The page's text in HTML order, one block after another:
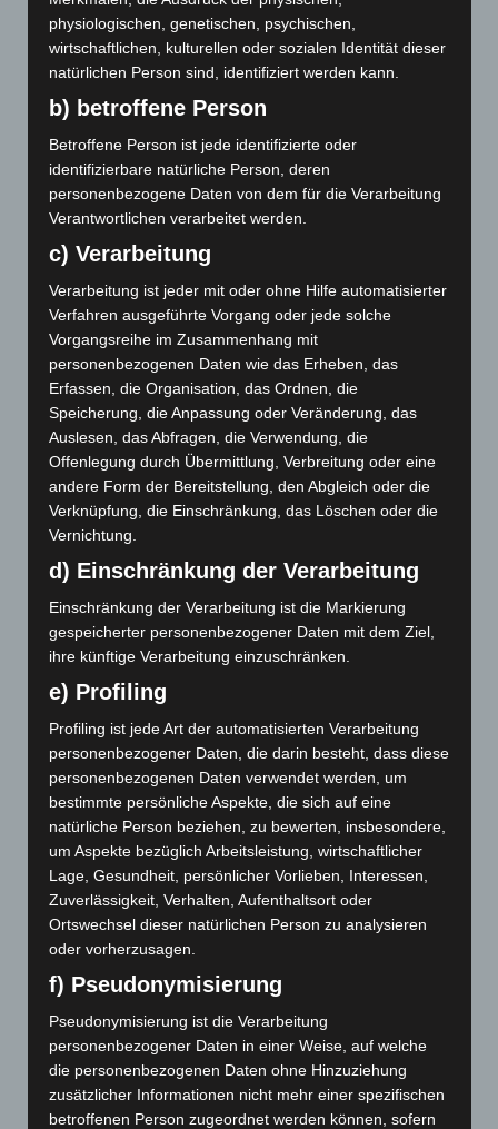
August 2019
Juli 2019
Juni 2019
Mai 2019
Februar 2019
Oktober 2018
Juli 2018
Juni 2018
Mai 2018
Februar 2018
Dezember 2017
November 2017
Abwehrmechanismen Achtsamkeit Berührung
Bindungstheorie Embodiment Empathie Entwicklung
Entwicklungspsychologie Epigenetik Erzählen
Gehirn Klima Klimakrise Kommunikation
Kriegsenkel
Kriegsenkelgruppe
Körperorientierte Psychotherapie
Körperpsychotherapie Leiblichkeit Meditation
Mitgefühl
Neuroplastizität Phänomenologie
Psychoanalyse Psychosomatik
Psychotherapie
Psychotherapieforschung Resonanz Selbst
physiologischen, genetischen, psychischen,
wirtschaftlichen, kulturellen oder sozialen Identität dieser
natürlichen Person sind, identifiziert werden kann.
b) betroffene Person
Betroffene Person ist jede identifizierte oder
identifizierbare natürliche Person, deren
personenbezogene Daten von dem für die Verarbeitung
Verantwortlichen verarbeitet werden.
c) Verarbeitung
Verarbeitung ist jeder mit oder ohne Hilfe automatisierter
Verfahren ausgeführte Vorgang oder jede solche
Vorgangsreihe im Zusammenhang mit
personenbezogenen Daten wie das Erheben, das
Erfassen, die Organisation, das Ordnen, die
Speicherung, die Anpassung oder Veränderung, das
Auslesen, das Abfragen, die Verwendung, die
Offenlegung durch Übermittlung, Verbreitung oder eine
andere Form der Bereitstellung, den Abgleich oder die
Verknüpfung, die Einschränkung, das Löschen oder die
Vernichtung.
d) Einschränkung der Verarbeitung
Einschränkung der Verarbeitung ist die Markierung
gespeicherter personenbezogener Daten mit dem Ziel,
ihre künftige Verarbeitung einzuschränken.
e) Profiling
Profiling ist jede Art der automatisierten Verarbeitung
personenbezogener Daten, die darin besteht, dass diese
personenbezogenen Daten verwendet werden, um
bestimmte persönliche Aspekte, die sich auf eine
natürliche Person beziehen, zu bewerten, insbesondere,
um Aspekte bezüglich Arbeitsleistung, wirtschaftlicher
Lage, Gesundheit, persönlicher Vorlieben, Interessen,
Zuverlässigkeit, Verhalten, Aufenthaltsort oder
Ortswechsel dieser natürlichen Person zu analysieren
oder vorherzusagen.
f) Pseudonymisierung
Pseudonymisierung ist die Verarbeitung
personenbezogener Daten in einer Weise, auf welche
die personenbezogenen Daten ohne Hinzuziehung
zusätzlicher Informationen nicht mehr einer spezifischen
betroffenen Person zugeordnet werden können, sofern